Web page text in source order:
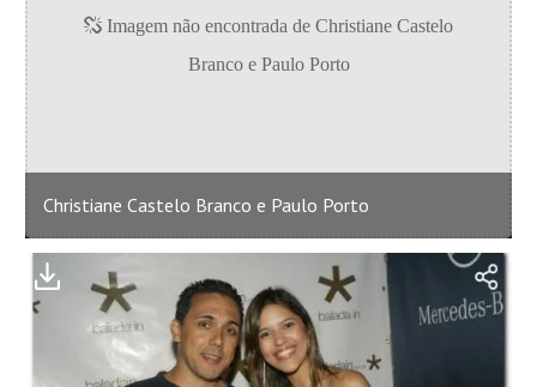
Christiane Castelo Branco e Paulo Porto